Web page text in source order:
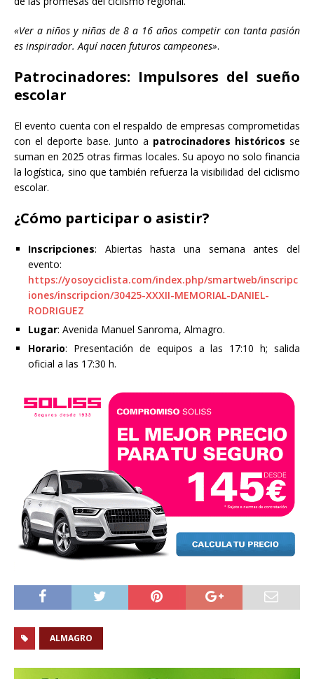
«Ver a niños y niñas de 8 a 16 años competir con tanta pasión
es inspirador. Aquí nacen futuros campeones».
Patrocinadores: Impulsores del sueño
escolar
El evento cuenta con el respaldo de empresas comprometidas
con el deporte base. Junto a patrocinadores históricos se
suman en 2025 otras firmas locales. Su apoyo no solo financia
la logística, sino que también refuerza la visibilidad del ciclismo
escolar.
¿Cómo participar o asistir?
Inscripciones: Abiertas hasta una semana antes del
evento:
https://yosoyciclista.com/index.php/smartweb/inscripc
iones/inscripcion/30425-XXXII-MEMORIAL-DANIEL-
RODRIGUEZ
Lugar: Avenida Manuel Sanroma, Almagro.
Horario: Presentación de equipos a las 17:10 h; salida
oficial a las 17:30 h.
ALMAGRO